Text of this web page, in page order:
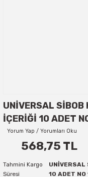
UNİVERSAL
İÇERİĞİ 10 ADET
Yorum Yap / Yorumları Oku
568,75 TL
Tahmini Kargo
Süresi
UNİVERSAL
10 ADET NO